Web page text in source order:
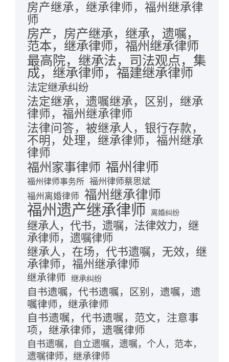
房产继承，继承律师，福州继承律
师
房产，房产继承，继承，遗嘱，
范本，继承律师，福州继承律师
最高院，继承法，司法观点，集
成，继承律师，福建继承律师
法定继承纠纷
法定继承，遗嘱继承，区别，继承
律师，福州继承律师
法律问答，被继承人，银行存款，
不明，处理，继承律师，福州继承
律师
福州家事律师 福州律师
福州律师事务所 福州律师蔡思斌
福州离婚律师 福州继承律师
福州遗产继承律师 离婚纠纷
继承人，代书，遗嘱，法律效力，继
承律师，遗嘱律师
继承人，在场，代书遗嘱，无效，继
承律师，福州继承律师
继承律师 继承纠纷
自书遗嘱，代书遗嘱，区别，遗嘱，遗
嘱律师，继承律师
自书遗嘱，代书遗嘱，范文，注意事
项，继承律师，遗嘱律师
自书遗嘱，自立遗嘱，遗嘱，个人，范本，
遗嘱律师，继承律师